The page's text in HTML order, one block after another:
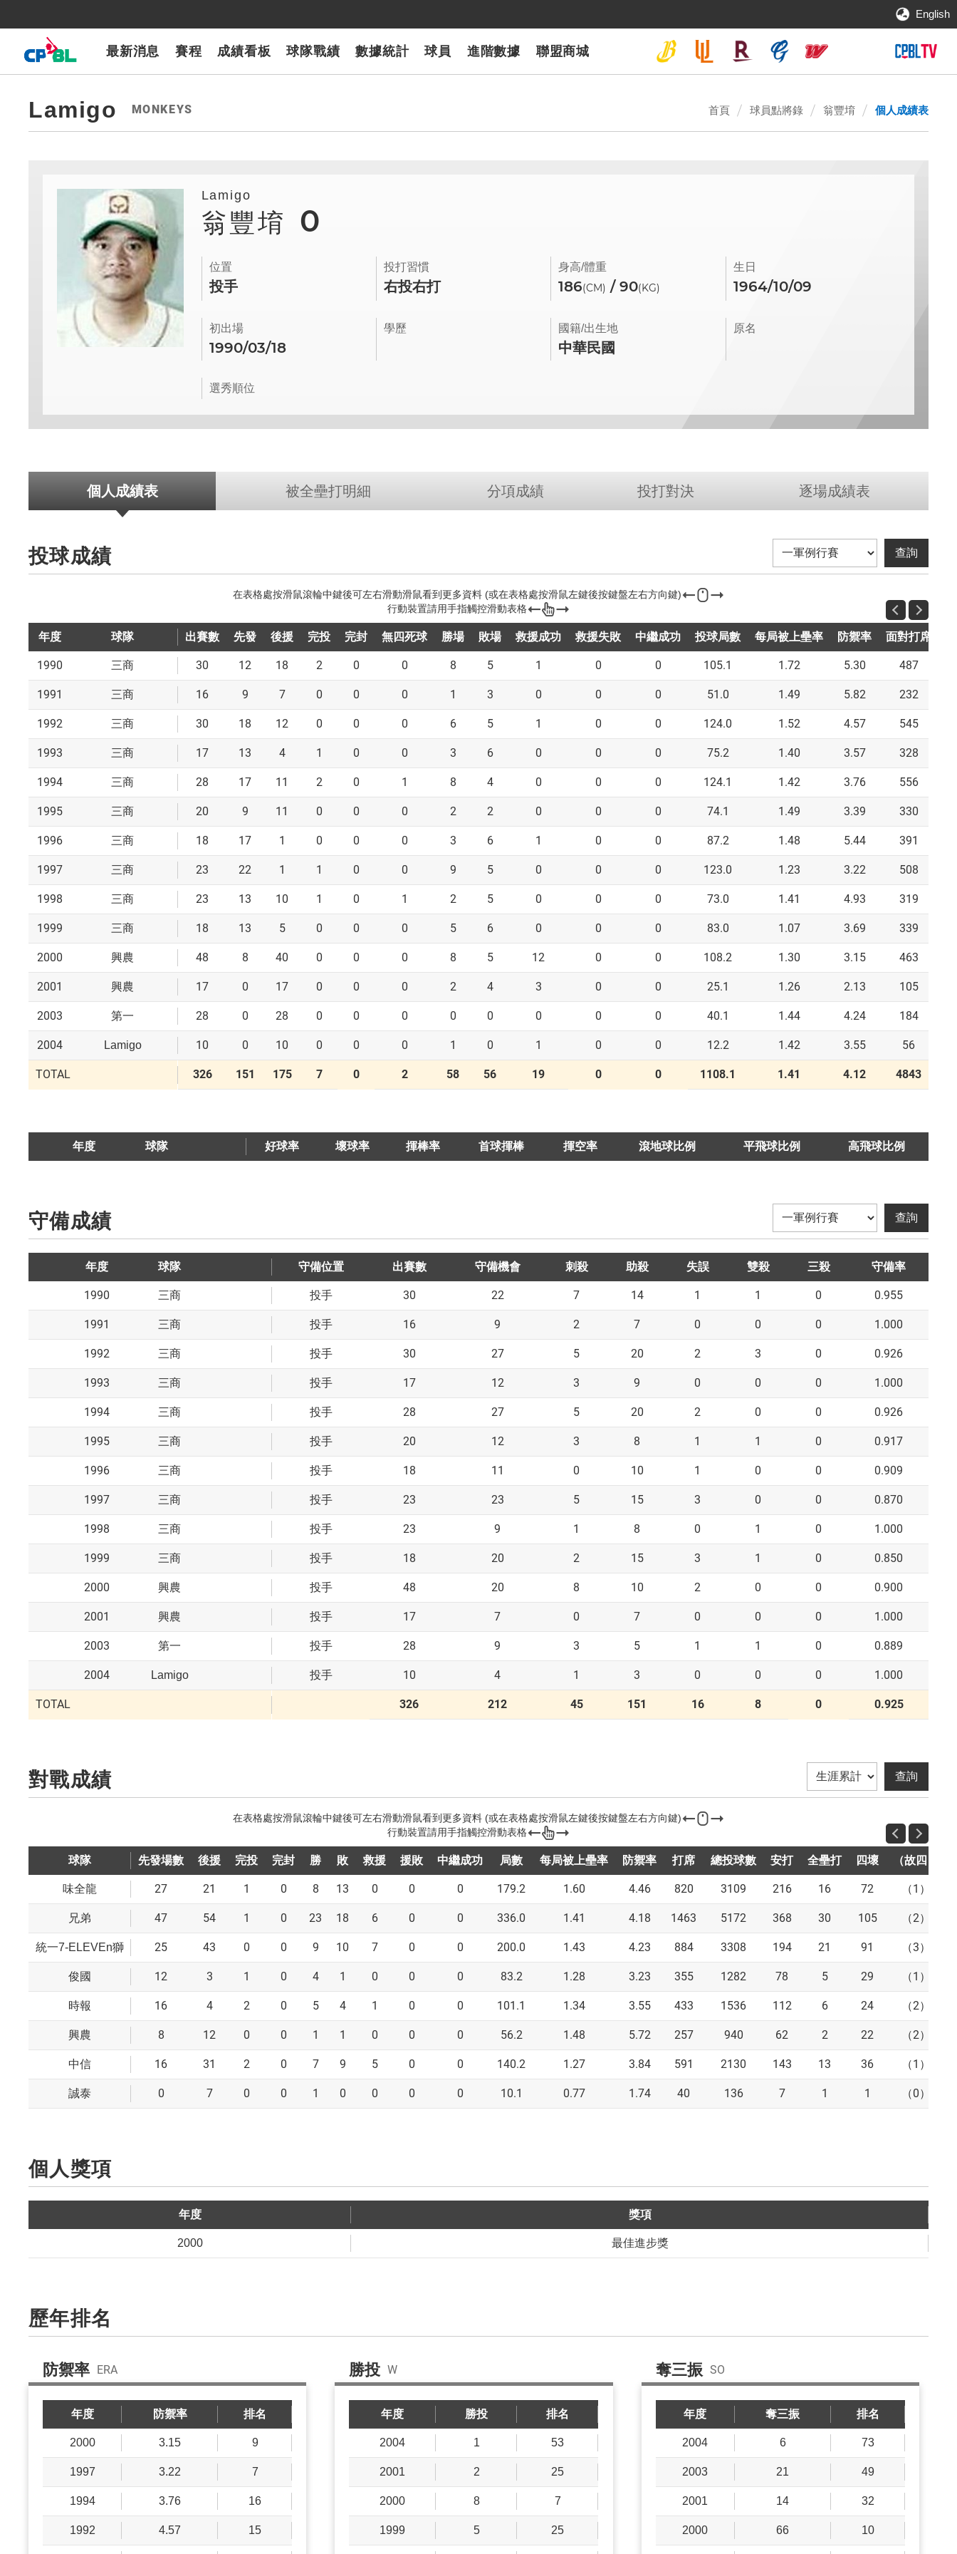
English
最新消息 賽程 成績看板 球隊戰績 數據統計 球員 進階數據 聯盟商城
7-ELEVEn獅
樂天桃猿富邦悍將 味全龍 台鋼雄鷹CPBLTV
Lamigo MONKEYS 首頁 球員點將錄 翁豐堉 個人成績表
Lamigo
翁豐堉 0
位置
投手
投打習慣
右投右打
身高/體重
186(CM) / 90(KG)
生日
1964/10/09
初出場
1990/03/18
學歷 國籍/出生地
中華民國
原名
選秀順位
個人成績表 被全壘打明細 分項成績 投打對決 逐場成績表
投球成績
年度 球隊 出賽數 先發 後援 完投 完封 無四死球 勝場 敗場 救援成功 救援失敗 中繼成功 投球局數 每局被上壘率 防禦率 面對打席
1990 三商 30 12 18 2 0 0 8 5 1 0 0 105.1 1.72 5.30 487
1991 三商 16 9 7 0 0 0 1 3 0 0 0 51.0 1.49 5.82 232
1992 三商 30 18 12 0 0 0 6 5 1 0 0 124.0 1.52 4.57 545
1993 三商 17 13 4 1 0 0 3 6 0 0 0 75.2 1.40 3.57 328
1994 三商 28 17 11 2 0 1 8 4 0 0 0 124.1 1.42 3.76 556
1995 三商 20 9 11 0 0 0 2 2 0 0 0 74.1 1.49 3.39 330
1996 三商 18 17 1 0 0 0 3 6 1 0 0 87.2 1.48 5.44 391
1997 三商 23 22 1 1 0 0 9 5 0 0 0 123.0 1.23 3.22 508
1998 三商 23 13 10 1 0 1 2 5 0 0 0 73.0 1.41 4.93 319
1999 三商 18 13 5 0 0 0 5 6 0 0 0 83.0 1.07 3.69 339
2000 興農 48 8 40 0 0 0 8 5 12 0 0 108.2 1.30 3.15 463
2001 興農 17 0 17 0 0 0 2 4 3 0 0 25.1 1.26 2.13 105
2003 第一 28 0 28 0 0 0 0 0 0 0 0 40.1 1.44 4.24 184
2004 Lamigo 10 0 10 0 0 0 1 0 1 0 0 12.2 1.42 3.55 56
TOTAL 326 151 175 7 0 2 58 56 19 0 0 1108.1 1.41 4.12 4843
年度 球隊 好球率 壞球率 揮棒率 首球揮棒 揮空率 滾地球比例 平飛球比例 高飛球比例
守備成績
年度 球隊 守備位置 出賽數 守備機會 刺殺 助殺 失誤 雙殺 三殺 守備率
1990 三商 投手 30 22 7 14 1 1 0 0.955
1991 三商 投手 16 9 2 7 0 0 0 1.000
1992 三商 投手 30 27 5 20 2 3 0 0.926
1993 三商 投手 17 12 3 9 0 0 0 1.000
1994 三商 投手 28 27 5 20 2 0 0 0.926
1995 三商 投手 20 12 3 8 1 1 0 0.917
1996 三商 投手 18 11 0 10 1 0 0 0.909
1997 三商 投手 23 23 5 15 3 0 0 0.870
1998 三商 投手 23 9 1 8 0 1 0 1.000
1999 三商 投手 18 20 2 15 3 1 0 0.850
2000 興農 投手 48 20 8 10 2 0 0 0.900
2001 興農 投手 17 7 0 7 0 0 0 1.000
2003 第一 投手 28 9 3 5 1 1 0 0.889
2004 Lamigo 投手 10 4 1 3 0 0 0 1.000
TOTAL 326 212 45 151 16 8 0 0.925
對戰成績
球隊 先發場數 後援 完投 完封 勝 敗 救援 援敗 中繼成功 局數 每局被上壘率 防禦率 打席 總投球數 安打 全壘打 四壞 （故四）
味全龍 27 21 1 0 8 13 0 0 0 179.2 1.60 4.46 820 3109 216 16 72 （1）
兄弟 47 54 1 0 23 18 6 0 0 336.0 1.41 4.18 1463 5172 368 30 105 （2）
統一7-ELEVEn獅 25 43 0 0 9 10 7 0 0 200.0 1.43 4.23 884 3308 194 21 91 （3）
俊國 12 3 1 0 4 1 0 0 0 83.2 1.28 3.23 355 1282 78 5 29 （1）
時報 16 4 2 0 5 4 1 0 0 101.1 1.34 3.55 433 1536 112 6 24 （2）
興農 8 12 0 0 1 1 0 0 0 56.2 1.48 5.72 257 940 62 2 22 （2）
中信 16 31 2 0 7 9 5 0 0 140.2 1.27 3.84 591 2130 143 13 36 （1）
誠泰 0 7 0 0 1 0 0 0 0 10.1 0.77 1.74 40 136 7 1 1 （0）
個人獎項
年度 獎項
2000 最佳進步獎
歷年排名
防禦率 ERA
年度 防禦率 排名
2000 3.15 9
1997 3.22 7
1994 3.76 16
1992 4.57 15
勝投 W
年度 勝投 排名
2004 1 53
2001 2 25
2000 8 7
1999 5 25
奪三振 SO
年度 奪三振 排名
2004 6 73
2003 21 49
2001 14 32
2000 66 10